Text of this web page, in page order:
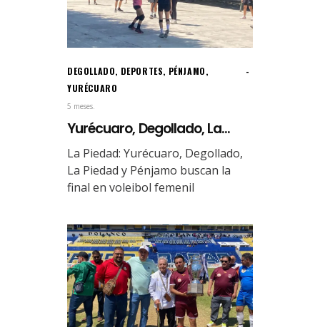
DEGOLLADO, DEPORTES, PÉNJAMO,
YURÉCUARO
5 meses.
Yurécuaro, Degollado, La...
La Piedad: Yurécuaro, Degollado,
La Piedad y Pénjamo buscan la
final en voleibol femenil